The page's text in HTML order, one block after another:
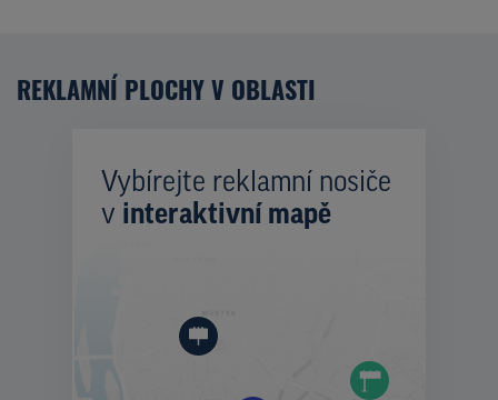
REKLAMNÍ PLOCHY V OBLASTI
Vybírejte reklamní nosiče
v interaktivní mapě